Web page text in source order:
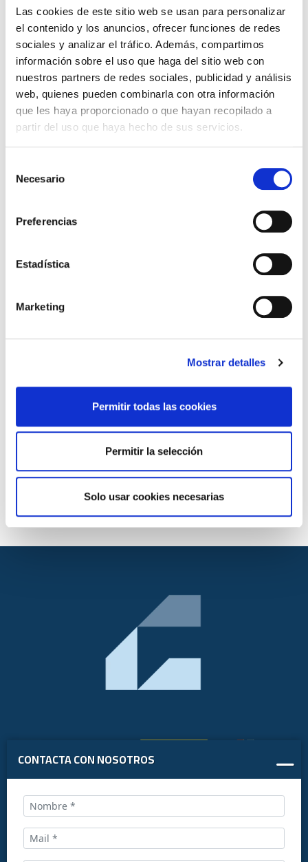
Las cookies de este sitio web se usan para personalizar
el contenido y los anuncios, ofrecer funciones de redes
sociales y analizar el tráfico. Además, compartimos
información sobre el uso que haga del sitio web con
nuestros partners de redes sociales, publicidad y análisis
web, quienes pueden combinarla con otra información
que les haya proporcionado o que hayan recopilado a
partir del uso que haya hecho de sus servicios.
Necesario
Preferencias
Estadística
Marketing
Mostrar detalles
Permitir todas las cookies
Permitir la selección
Solo usar cookies necesarias
CONTACTA CON NOSOTROS
difundirse a través de los productos aislantes térmicos
cuando entre ambos lados del material se establece un
gradiente de humedad relativa. De igual manera esa
difusión se puede interrumpir mediante el empleo de
ciertos revestimientos como papel Kraft que actúan de
esta manera como barrera de vapor. Por tanto, en
aquellas aplicaciones donde es necesario realizar un
estudio de condensaciones, por ejemplo, en
(factor MU, µ) del material o la resistencia al vapor de
Materiales aislantes a los que aplica:
Poliestireno Extruido
Productos que aplica
Productos Aislantes térmicos
Normas de ensayo
UNE-EN 1609:2013 / ISO 29767:2019
UNE-EN 12086:2013 / ISO 12572:2016
UNE-EN 12087:2013 / ISO 16535:2019
UNE-EN 12088:2013 / ISO 16536:2019
Llámanos al: